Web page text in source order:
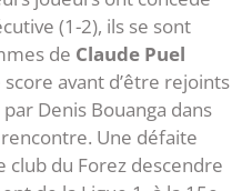
(1-2), ils se sont
de Claude Puel
avant d’être rejoints
Denis Bouanga dans
Une défaite
club du Forez descendre